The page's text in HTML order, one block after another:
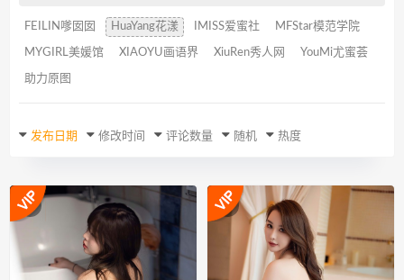
FEILIN嗲囡囡 HuaYang花漾 IMISS爱蜜社 MFStar模范学院
MYGIRL美媛馆 XIAOYU画语界 XiuRen秀人网 YouMi尤蜜荟
助力原图
发布日期 修改时间 评论数量 随机 热度